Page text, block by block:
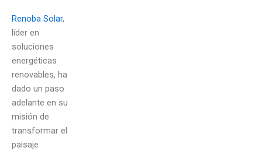
Renoba Solar,
líder en
soluciones
energéticas
renovables, ha
dado un paso
adelante en su
misión de
transformar el
paisaje